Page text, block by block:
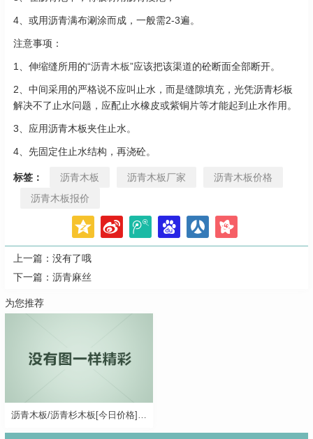
4、或用沥青满布涮涂而成，一般需2-3遍。
注意事项：
1、伸缩缝所用的“沥青木板”应该把该渠道的砼断面全部断开。
2、中间采用的严格说不应叫止水，而是缝隙填充，光凭沥青杉板
解决不了止水问题，应配止水橡皮或紫铜片等才能起到止水作用。
3、应用沥青木板夹住止水。
4、先固定住止水结构，再浇砼。
标签： 沥青木板 沥青木板厂家
沥青木板价格
沥青木板报价
上一篇：没有了哦
下一篇： 沥青麻丝
为您推荐